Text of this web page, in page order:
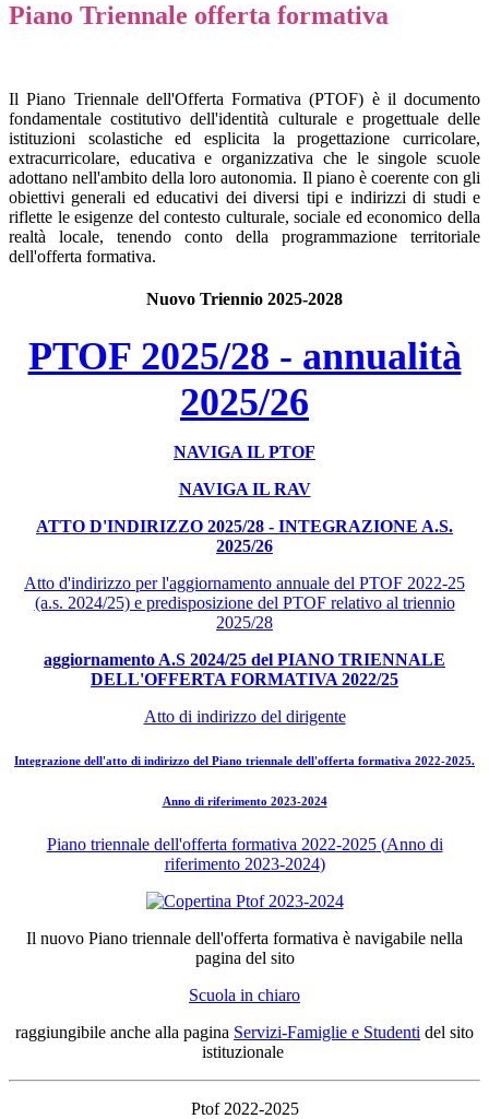
Piano Triennale offerta formativa
Il Piano Triennale dell'Offerta Formativa (PTOF) è il documento
fondamentale costitutivo dell'identità culturale e progettuale delle
istituzioni scolastiche ed esplicita la progettazione curricolare,
extracurricolare, educativa e organizzativa che le singole scuole
adottano nell'ambito della loro autonomia. Il piano è coerente con gli
obiettivi generali ed educativi dei diversi tipi e indirizzi di studi e
riflette le esigenze del contesto culturale, sociale ed economico della
realtà locale, tenendo conto della programmazione territoriale
dell'offerta formativa.
Nuovo Triennio 2025-2028
PTOF 2025/28 - annualità
2025/26
NAVIGA IL PTOF
NAVIGA IL RAV
ATTO D'INDIRIZZO 2025/28 - INTEGRAZIONE A.S.
2025/26
Atto d'indirizzo per l'aggiornamento annuale del PTOF 2022-25
(a.s. 2024/25) e predisposizione del PTOF relativo al triennio
2025/28
aggiornamento A.S 2024/25 del PIANO TRIENNALE
DELL'OFFERTA FORMATIVA 2022/25
Atto di indirizzo del dirigente
Integrazione dell'atto di indirizzo del Piano triennale dell'offerta formativa 2022-2025.
Anno di riferimento 2023-2024
Piano triennale dell'offerta formativa 2022-2025(Anno di
riferimento 2023-2024)
Il nuovo Piano triennale dell'offerta formativa è navigabile nella
pagina del sito
Scuola in chiaro
raggiungibile anche alla pagina Servizi-Famiglie e Studenti del sito
istituzionale
Ptof 2022-2025